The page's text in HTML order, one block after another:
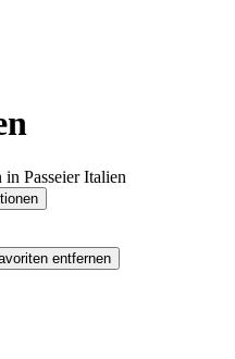
Passeier Italien
entfernen